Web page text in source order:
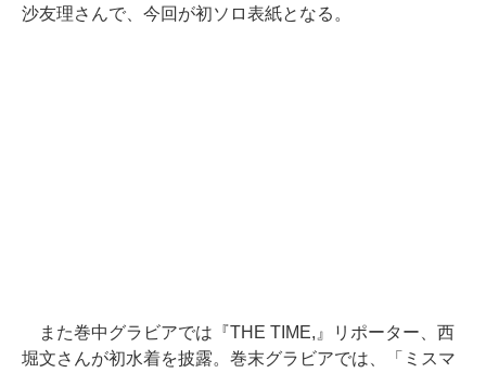
沙友理さんで、今回が初ソロ表紙となる。
また巻中グラビアでは『THE TIME,』リポーター、西
堀文さんが初水着を披露。巻末グラビアでは、「ミスマ